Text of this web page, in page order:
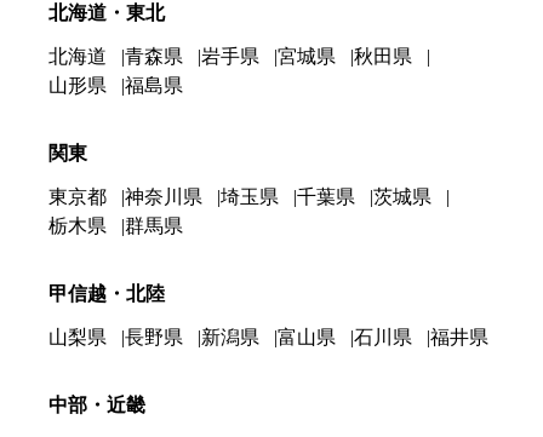
北海道・東北
北海道 青森県 岩手県 宮城県
秋田県
山形県
福島県
関東
東京都 神奈川県 埼玉県 千葉県
茨城県
栃木県
群馬県
甲信越・北陸
山梨県 長野県 新潟県 富山県 石川県 福井県
中部・近畿